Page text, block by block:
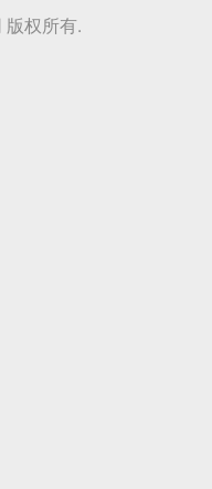
版权所有.